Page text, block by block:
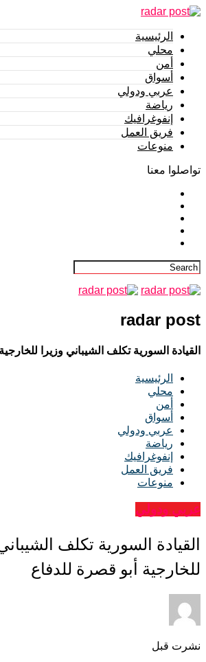
الرئيسية
محلي
أمن
أسواق
عربي ودولي
رياضة
إنفوغرافيك
فريق العمل
منوعات
تواصلوا معنا
radar post
القيادة السورية تكلف الشيباني وزيرا
الرئيسية
محلي
أمن
أسواق
عربي ودولي
رياضة
إنفوغرافيك
فريق العمل
منوعات
عربي ودولي
القيادة السورية تكلف
للخارجية أبو قصرة للدفاع
نشرت قبل